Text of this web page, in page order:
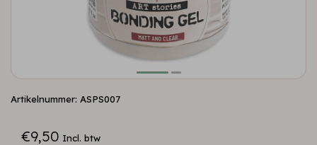
Artikelnummer: ASPS007
€9,50 Incl. btw